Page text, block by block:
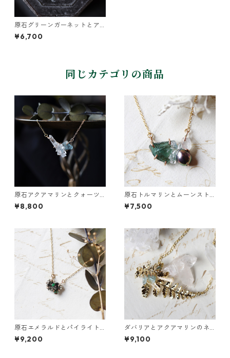
原石グリーンガーネットとア
パタイトのネックレス
¥6,700
同じカテゴリの商品
原石アクアマリンとクォーツ
のネックレス
¥8,800
原石トルマリンとムーンスト
ーンのネックレス
¥7,500
原石エメラルドとパイライト
のネックレス
¥9,200
ダバリアとアクアマリンのネ
ックレス
¥9,100